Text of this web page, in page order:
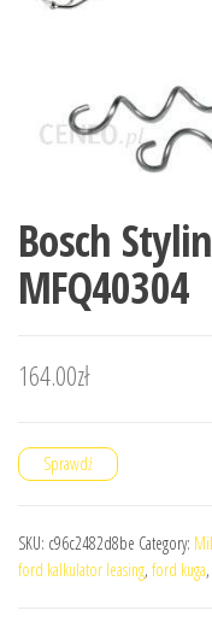
Bosch
MFQ40304
164.00zł
Sprawdź
SKU: c96c2482d8be Category:
ford kalkulator leasing, ford kuga,